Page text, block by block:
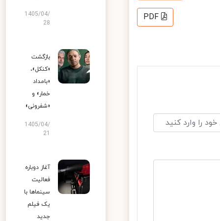
PDF
1405/04/
28
بازگشت
«کنکل»،
«بامداد
خمار» و
«شفرونی»
1405/04/
آغاز دوباره
فعالیت
سینماها با
یک فیلم
جدید